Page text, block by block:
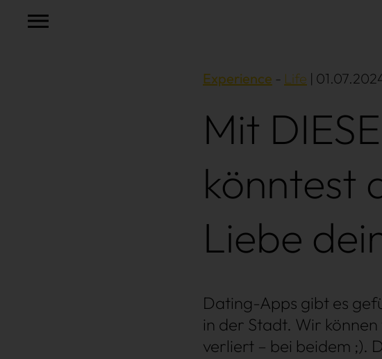
Experience Life |
Mit
könntest
Liebe
Dating-Apps gibt es
in der Stadt. Wir
verliert – bei beidem ;).